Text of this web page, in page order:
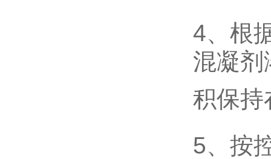
4、根
混凝剂
积保持
5、按